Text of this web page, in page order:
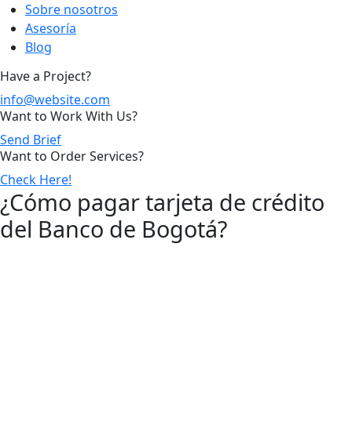
Sobre nosotros
Asesoría
Blog
Have a Project?
info@website.com
Want to Work With Us?
Send Brief
Want to Order Services?
Check Here!
¿Cómo pagar tarjeta de crédito
del Banco de Bogotá?